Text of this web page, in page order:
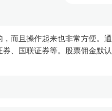
而且操作起来也非常方便。
、国联证券等。股票佣金默